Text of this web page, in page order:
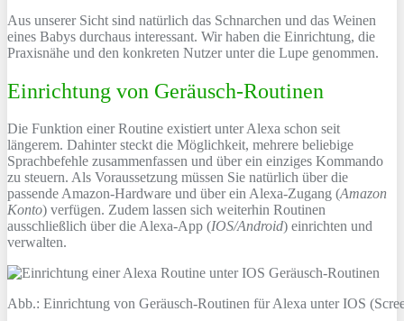
Aus unserer Sicht sind natürlich das Schnarchen und das Weinen
eines Babys durchaus interessant. Wir haben die Einrichtung, die
Praxisnähe und den konkreten Nutzer unter die Lupe genommen.
Einrichtung von Geräusch-Routinen
Die Funktion einer Routine existiert unter Alexa schon seit
längerem. Dahinter steckt die Möglichkeit, mehrere beliebige
Sprachbefehle zusammenfassen und über ein einziges Kommando
zu steuern. Als Voraussetzung müssen Sie natürlich über die
passende Amazon-Hardware und über ein Alexa-Zugang (Amazon
Konto) verfügen. Zudem lassen sich weiterhin Routinen
ausschließlich über die Alexa-App (IOS/Android) einrichten und
verwalten.
Abb.: Einrichtung von Geräusch-Routinen für Alexa unter IOS